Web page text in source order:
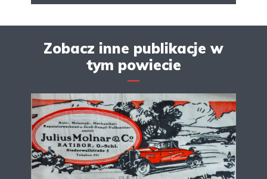
Zobacz inne publikacje w
tym powiecie